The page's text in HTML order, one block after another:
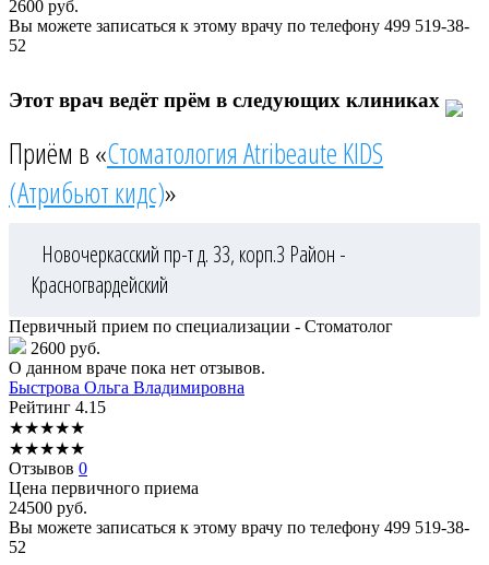
2600 руб.
Вы можете записаться к этому врачу по телефону 499 519-38-
52
Этот врач ведёт прём в следующих клиниках
Приём в «Стоматология Atribeaute KIDS
(Атрибьют кидс)»
Новочеркасский пр-т д. 33, корп.3 Район -
Красногвардейский
Первичный прием по специализации - Стоматолог
2600 руб.
О данном враче пока нет отзывов.
Быстрова Ольга Владимировна
Рейтинг 4.15
★★★★★
★★★★★
Отзывов 0
Цена первичного приема
24500 руб.
Вы можете записаться к этому врачу по телефону 499 519-38-
52